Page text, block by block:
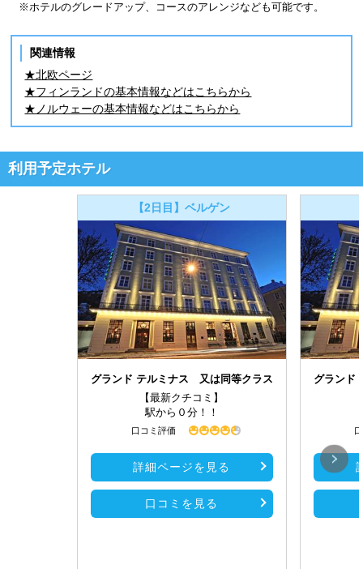
※ホテルのグレードアップ、コースのアレンジなども可能です。
関連情報
★北欧ページ
★フィンランドの基本情報などはこちらから
★ノルウェーの基本情報などはこちらから
利用予定ホテル
【2日目】ベルゲン
グランド テルミナス 又は同等クラス
【最新クチコミ】
駅から０分！！
口コミ評価
詳細ページを見る
口コミを見る
グランド